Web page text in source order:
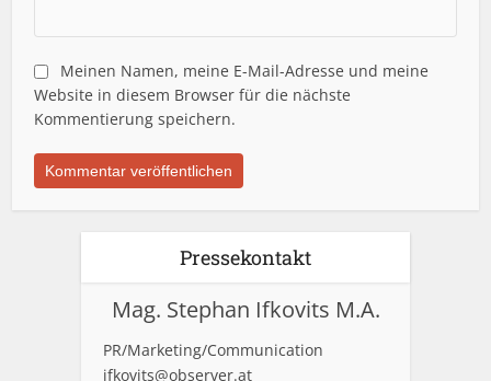
Meinen Namen, meine E-Mail-Adresse und meine
Website in diesem Browser für die nächste
Kommentierung speichern.
Pressekontakt
Mag. Stephan Ifkovits M.A.
PR/Marketing/Communication
ifkovits@observer.at